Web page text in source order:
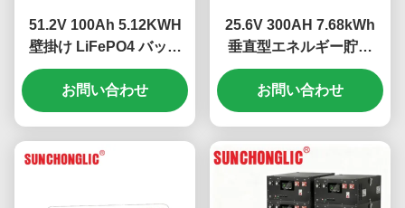
51.2V 100Ah 5.12KWH
壁掛け LiFePO4 バッテ
リー インテリジェント
BMS によるエネルギー貯
蔵
お問い合わせ
25.6V 300AH 7.68kWh
垂直型エネルギー貯蔵
LiFePO4 バッテリー、イ
ンテリジェントBMSおよ
びLCD搭載
お問い合わせ